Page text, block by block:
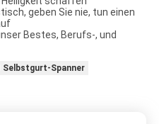
geben Sie nie, tun einen
Bestes, Berufs-, und
Selbstgurt-Spanner